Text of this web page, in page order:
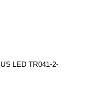
LED TR041-2-